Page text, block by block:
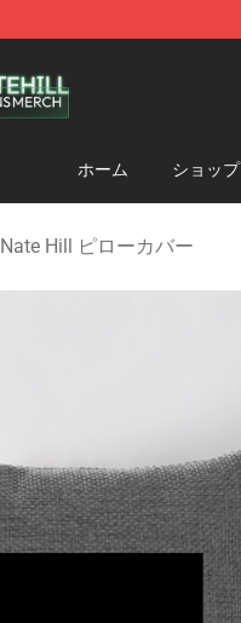
ホーム ショップ
Nate Hill ピローカバー